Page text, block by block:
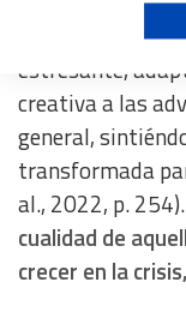
después de
estresante,
creativa a las
general,
transformada
al., 2022, p.
cualidad de
crecer en la
Use profiles to
Create profiles to
Use profiles to
Measure
Measure content